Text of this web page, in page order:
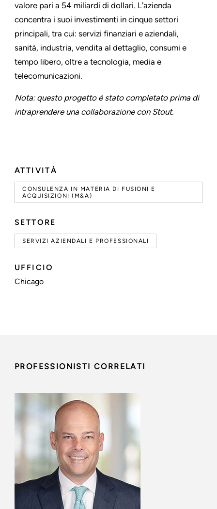
ATTIVITÀ
CONSULENZA IN MATERIA DI FUSIONI E
ACQUISIZIONI (M&A)
SETTORE
SERVIZI AZIENDALI E PROFESSIONALI
UFFICIO
Chicago
valore pari a 54 miliardi di dollari. L'azienda
concentra i suoi investimenti in cinque settori
principali, tra cui: servizi finanziari e aziendali,
sanità, industria, vendita al dettaglio, consumi e
tempo libero, oltre a tecnologia, media e
telecomunicazioni.
Nota: questo progetto è stato completato prima di
intraprendere una collaborazione con Stout.
PROFESSIONISTI CORRELATI